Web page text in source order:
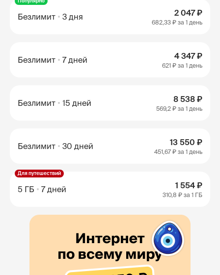
Безлимит 3 дня 2 047 ₽
682,33 ₽ за 1 день
Безлимит 7 дней 4 347 ₽
621 ₽ за 1 день
Безлимит 15 дней 8 538 ₽
569,2 ₽ за 1 день
Безлимит 30 дней 13 550 ₽
451,67 ₽ за 1 день
Для путешествий
5 ГБ 7 дней 1 554 ₽
310,8 ₽ за 1 ГБ